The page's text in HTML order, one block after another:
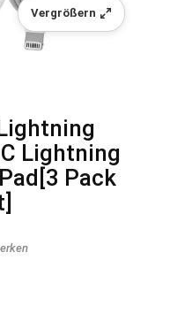
Vergrößern
Lightning
Pack